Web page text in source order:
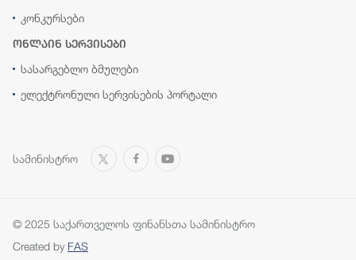
კონკურსები
ონლაინ სერვისები
სასარგებლო ბმულები
ელექტრონული სერვისების პორტალი
სამინისტრო
© 2025 საქართველოს ფინანსთა სამინისტრო
Created by FAS